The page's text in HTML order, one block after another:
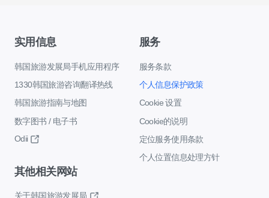
实用信息
韩国旅游发展局手机应用程序
1330韩国旅游咨询翻译热线
韩国旅游指南与地图
数字图书 / 电子书
Odii
服务
服务条款
个人信息保护政策
Cookie 设置
Cookie的说明
定位服务使用条款
个人位置信息处理方针
其他相关网站
关于韩国旅游发展局